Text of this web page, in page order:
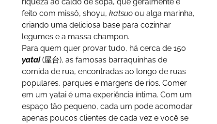
riqueza ao caldo de sopa, que geralmente é
feito com missô, shoyu, katsuoou alga marinha,
criando uma deliciosa base para cozinhar
legumes e a massa champon.
Para quem quer provar tudo, há cerca de 150
yatai(屋台), as famosas barraquinhas de
comida de rua, encontradas ao longo de ruas
populares, parques e margens de rios. Comer
em um yatai é uma experiência íntima. Com um
espaço tão pequeno, cada um pode acomodar
apenas poucos clientes de cada vez e você se